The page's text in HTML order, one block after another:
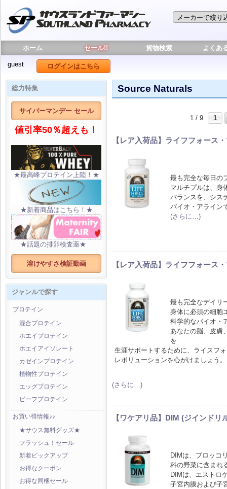
ホーム セール!! 貨物検索 よくあ
guest ログインはこちら
総力特集
サイバーマンデー セール
値引率50％超えも！
★最高峰プロテイン上陸！★
★新着商品はこちら！★
★話題の排卵検査薬★
溶けやすさ検証動画
ジャンルで探す
プロテイン
混合プロテイン
ホエイプロテイン
ホエイアイソレート
カゼインプロテイン
植物性プロテイン
エッグプロテイン
ビーフプロテイン
お買い得情報♪♪
★サウス無料グッズ★
フラッシュ！セール
新着ピックアップ
お得なクーポン
お得な同梱セール
Source Naturals
1 / 9 1
【レア入荷品】ライフフォース
最も完全な毎日の
マルチプルは、身
バランスを、シス
バイオ・アライン
(さらに…)
【レア入荷品】ライフフォース
最も完全なデイリ
身体に必須の細胞
科学的なバイオ・
あなたの脳、皮膚
を
生涯サポートするために、ライスフ
レボリューションを心がけましょう。
(さらに…)
【ワケアリ品】DIM (ジインドリ
DIMは、ブロッコ
科の野菜に含まれ
DIMは、エストロ
子宮内膜および子